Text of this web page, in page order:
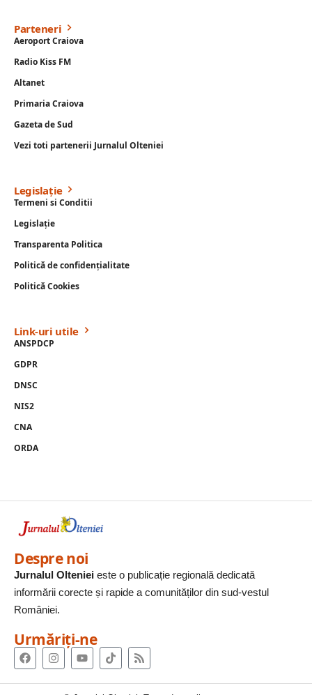
Parteneri
Aeroport Craiova
Radio Kiss FM
Altanet
Primaria Craiova
Gazeta de Sud
Vezi toti partenerii Jurnalul Olteniei
Legislație
Termeni si Conditii
Legislație
Transparenta Politica
Politică de confidențialitate
Politică Cookies
Link-uri utile
ANSPDCP
GDPR
DNSC
NIS2
CNA
ORDA
Despre noi
Jurnalul Olteniei este o publicație regională dedicată
informării corecte și rapide a comunităților din sud-vestul
României.
Urmăriți-ne